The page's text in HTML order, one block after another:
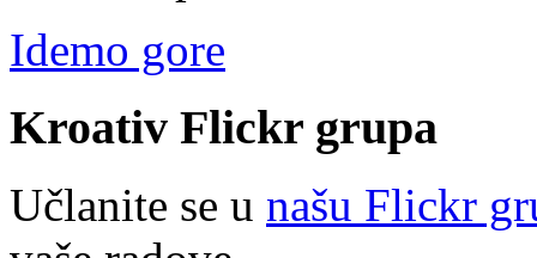
Idemo gore
Kroativ Flickr grupa
Učlanite se u našu Flickr